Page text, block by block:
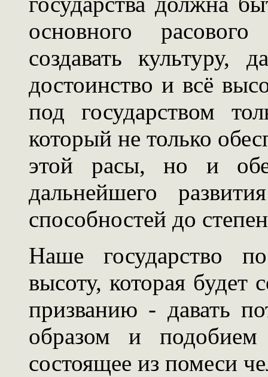
основного
создавать культуру,
достоинство и всё
под государством
который не только
этой расы, но и
дальнейшего
способностей до
Наше государство
высоту, которая будет
призванию - давать
образом и
состоящее из помеси